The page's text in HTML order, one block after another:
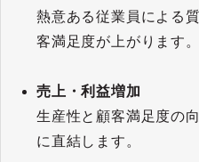
熱意ある従業員による
客満足度が上がります。
売上・利益増加
生産性と顧客満足度の
に直結します。